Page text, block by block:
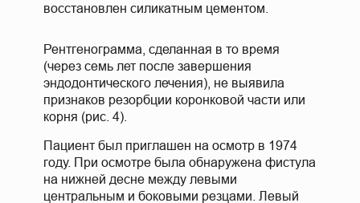
восстановлен силикатным цементом.
Пациент был приглашен на осмотр в 1974
году. При осмотре была обнаружена фистула
на нижней десне между левыми
центральным и боковыми резцами. Левый
Рентгенограмма, сделанная в то время
(через семь лет после завершения
эндодонтического лечения), не выявила
признаков резорбции коронковой части или
корня (рис. 4).